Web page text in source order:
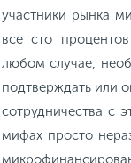
участники рынка
все сто
любом случае,
подтверждать или
сотрудничества с
мифах просто